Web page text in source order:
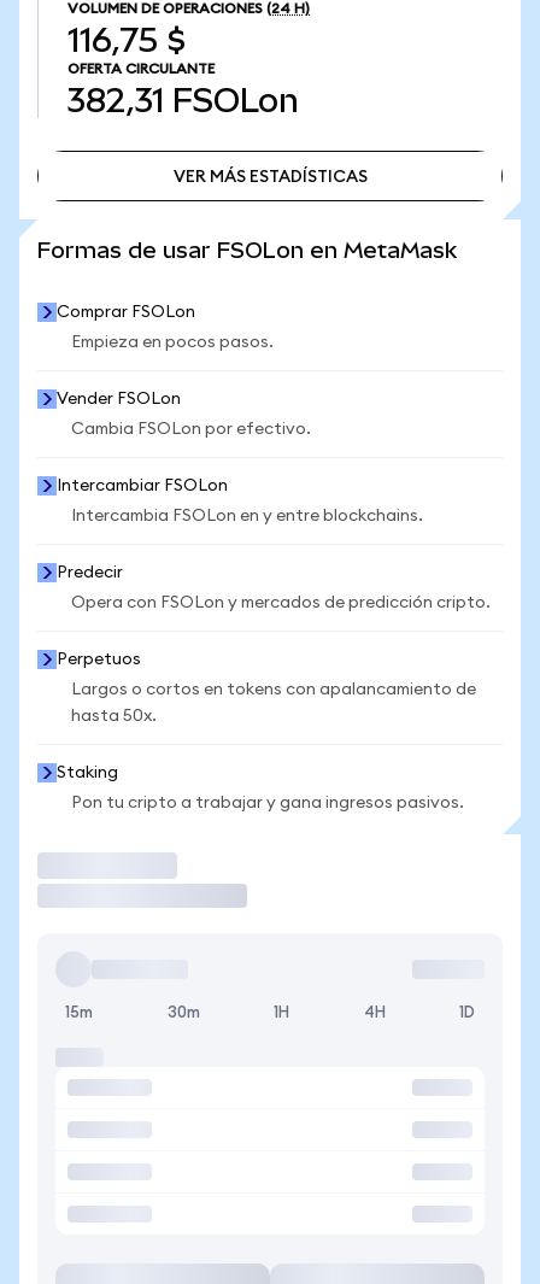
VOLUMEN DE OPERACIONES (24 H)
116,75 $
OFERTA CIRCULANTE
382,31 FSOLon
VER MÁS ESTADÍSTICAS
Formas de usar FSOLon en MetaMask
Comprar FSOLon
Empieza en pocos pasos.
Vender FSOLon
Cambia FSOLon por efectivo.
Intercambiar FSOLon
Intercambia FSOLon en y entre blockchains.
Predecir
Opera con FSOLon y mercados de predicción cripto.
Perpetuos
Largos o cortos en tokens con apalancamiento de
hasta 50x.
Staking
Pon tu cripto a trabajar y gana ingresos pasivos.
15m 30m 1H 4H 1D